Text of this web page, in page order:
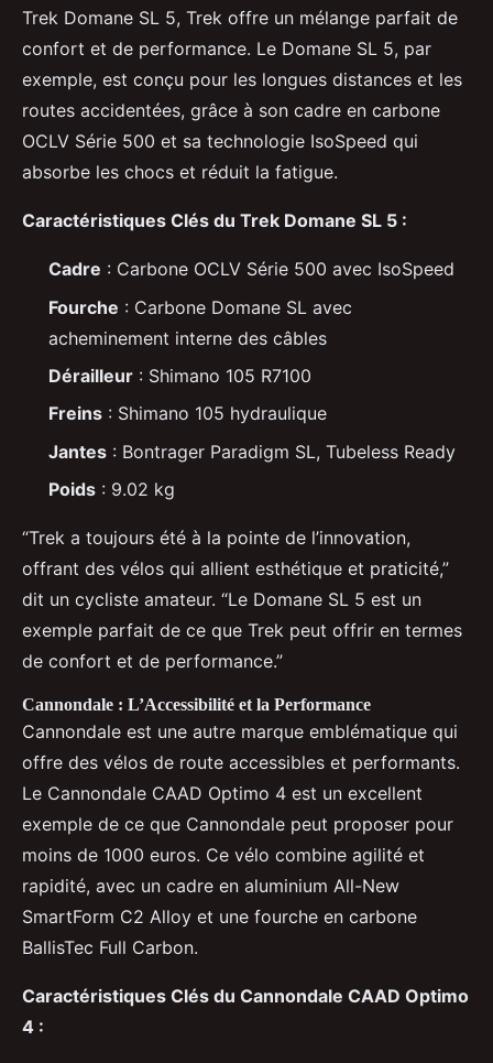
Trek Domane SL 5, Trek offre un mélange parfait de
confort et de performance. Le Domane SL 5, par
exemple, est conçu pour les longues distances et les
routes accidentées, grâce à son cadre en carbone
OCLV Série 500 et sa technologie IsoSpeed qui
absorbe les chocs et réduit la fatigue.
Caractéristiques Clés du Trek Domane SL 5 :
Cadre : Carbone OCLV Série 500 avec IsoSpeed
Fourche : Carbone Domane SL avec
acheminement interne des câbles
Dérailleur : Shimano 105 R7100
Freins : Shimano 105 hydraulique
Jantes : Bontrager Paradigm SL, Tubeless Ready
Poids : 9.02 kg
“Trek a toujours été à la pointe de l’innovation,
offrant des vélos qui allient esthétique et praticité,”
dit un cycliste amateur. “Le Domane SL 5 est un
exemple parfait de ce que Trek peut offrir en termes
de confort et de performance.”
Cannondale : L’Accessibilité et la Performance
Cannondale est une autre marque emblématique qui
offre des vélos de route accessibles et performants.
Le Cannondale CAAD Optimo 4 est un excellent
exemple de ce que Cannondale peut proposer pour
moins de 1000 euros. Ce vélo combine agilité et
rapidité, avec un cadre en aluminium All-New
SmartForm C2 Alloy et une fourche en carbone
BallisTec Full Carbon.
Caractéristiques Clés du Cannondale CAAD Optimo
4 :